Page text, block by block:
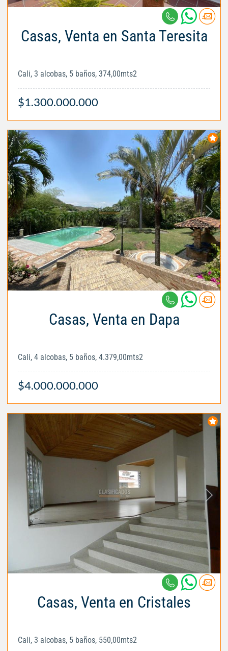
Casas, Venta en Santa Teresita
Cali, 3 alcobas, 5 baños, 374,00mts2
$1.300.000.000
Casas, Venta en Dapa
Cali, 4 alcobas, 5 baños, 4.379,00mts2
$4.000.000.000
Casas, Venta en Cristales
Cali, 3 alcobas, 5 baños, 550,00mts2